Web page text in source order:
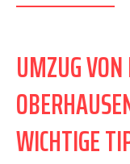
UMZUG
WICHTIGE